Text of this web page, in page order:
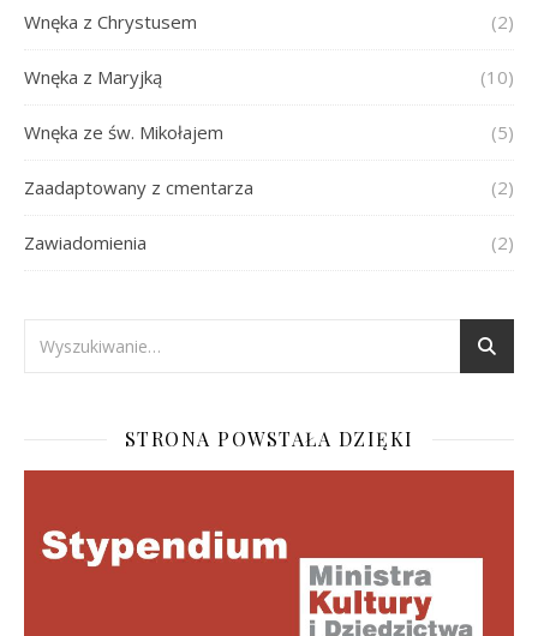
Wnęka z Chrystusem (2)
Wnęka z Maryjką (10)
Wnęka ze św. Mikołajem (5)
Zaadaptowany z cmentarza (2)
Zawiadomienia (2)
STRONA POWSTAŁA DZIĘKI